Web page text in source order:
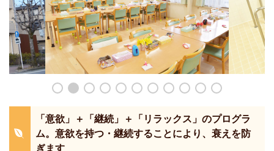
「意欲」＋「継続」＋「リラックス」のプログラ
ム。意欲を持つ・継続することにより、衰えを防
ぎます